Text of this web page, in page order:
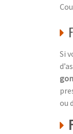
Si
ou